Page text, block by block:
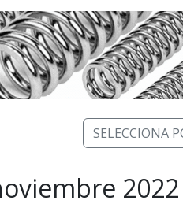
SELECCIONA
2022